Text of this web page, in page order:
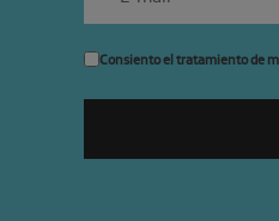
Consiento el tratamiento de